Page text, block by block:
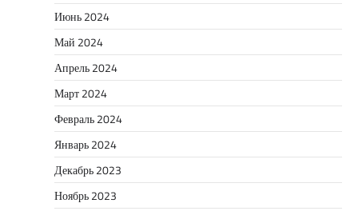
Июнь 2024
Май 2024
Апрель 2024
Март 2024
Февраль 2024
Январь 2024
Декабрь 2023
Ноябрь 2023